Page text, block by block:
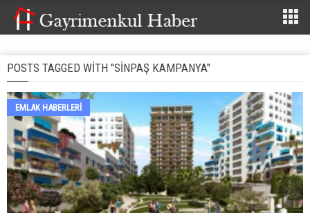
POSTS TAGGED WITH "SINPAŞ KAMPANYA"
EMLAK HABERLERI